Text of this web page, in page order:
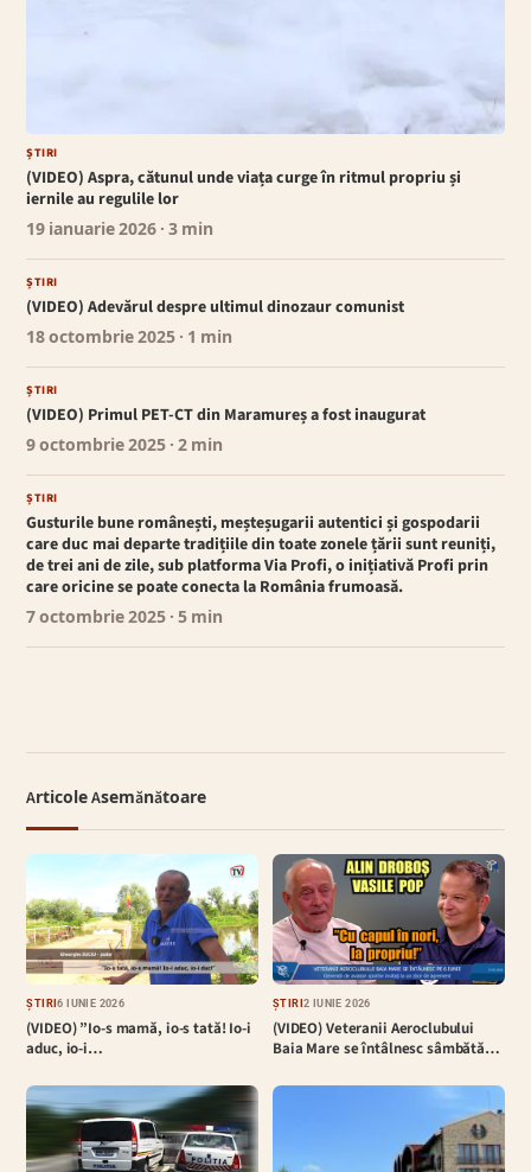
ȘTIRI
(VIDEO) Aspra, cătunul unde viața curge în ritmul propriu și
iernile au regulile lor
19 ianuarie 2026 · 3 min
ȘTIRI
(VIDEO) Adevărul despre ultimul dinozaur comunist
18 octombrie 2025 · 1 min
ȘTIRI
(VIDEO) Primul PET-CT din Maramureș a fost inaugurat
9 octombrie 2025 · 2 min
ȘTIRI
Gusturile bune românești, meșteșugarii autentici și gospodarii
care duc mai departe tradițiile din toate zonele țării sunt reuniți,
de trei ani de zile, sub platforma Via Profi, o inițiativă Profi prin
care oricine se poate conecta la România frumoasă.
7 octombrie 2025 · 5 min
Articole Asemănătoare
ȘTIRI6 IUNIE 2026
(VIDEO) ”Io-s mamă, io-s tată! Io-i
aduc, io-i…
ȘTIRI2 IUNIE 2026
(VIDEO) Veteranii Aeroclubului
Baia Mare se întâlnesc sâmbătă…